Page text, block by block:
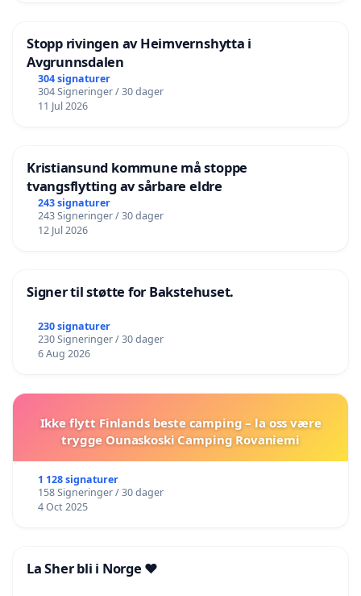
Stopp rivingen av Heimvernshytta i
Avgrunnsdalen
304 signaturer
304 Signeringer / 30 dager
11 Jul 2026
Kristiansund kommune må stoppe
tvangsflytting av sårbare eldre
243 signaturer
243 Signeringer / 30 dager
12 Jul 2026
Signer til støtte for Bakstehuset.
230 signaturer
230 Signeringer / 30 dager
6 Aug 2026
Ikke flytt Finlands beste camping – la oss være
trygge Ounaskoski Camping Rovaniemi
1 128 signaturer
158 Signeringer / 30 dager
4 Oct 2025
La Sher bli i Norge ❤️